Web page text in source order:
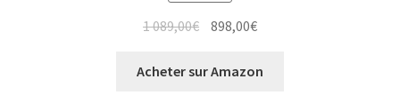
1 089,00€ 898,00€
Acheter sur Amazon